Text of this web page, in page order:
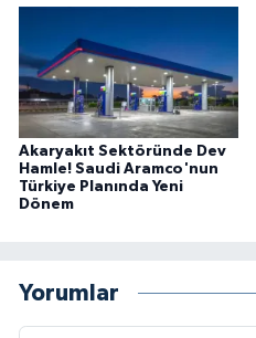
Akaryakıt Sektöründe Dev
Hamle! Saudi Aramco'nun
Türkiye Planında Yeni
Dönem
Yorumlar